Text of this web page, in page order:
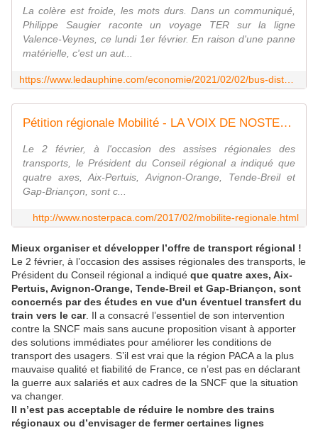
La colère est froide, les mots durs. Dans un communiqué,
Philippe Saugier raconte un voyage TER sur la ligne
Valence-Veynes, ce lundi 1er février. En raison d'une panne
matérielle, c'est un aut...
Pétition régionale Mobilité - LA VOIX DE NOSTERPACA
Le 2 février, à l'occasion des assises régionales des
transports, le Président du Conseil régional a indiqué que
quatre axes, Aix-Pertuis, Avignon-Orange, Tende-Breil et
Gap-Briançon, sont c...
http://www.nosterpaca.com/2017/02/mobilite-regionale.html
Mieux organiser et développer l’offre de transport régional !
Le 2 février, à l’occasion des assises régionales des transports, le
Président du Conseil régional a indiqué que quatre axes, Aix-
Pertuis, Avignon-Orange, Tende-Breil et Gap-Briançon, sont
concernés par des études en vue d'un éventuel transfert du
train vers le car. Il a consacré l’essentiel de son intervention
contre la SNCF mais sans aucune proposition visant à apporter
des solutions immédiates pour améliorer les conditions de
transport des usagers. S’il est vrai que la région PACA a la plus
mauvaise qualité et fiabilité de France, ce n’est pas en déclarant
la guerre aux salariés et aux cadres de la SNCF que la situation
va changer.
Il n’est pas acceptable de réduire le nombre des trains
régionaux ou d’envisager de fermer certaines lignes